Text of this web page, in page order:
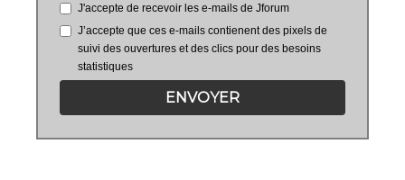
J'accepte de recevoir les e-mails de Jforum
J’accepte que ces e-mails contienent des pixels de
suivi des ouvertures et des clics pour des besoins
statistiques
ENVOYER